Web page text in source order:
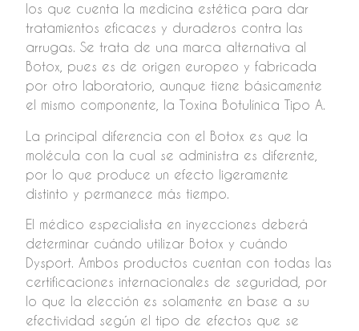
los que cuenta la medicina estética para dar
tratamientos eficaces y duraderos contra las
arrugas. Se trata de una marca alternativa al
Botox, pues es de origen europeo y fabricada
por otro laboratorio, aunque tiene básicamente
el mismo componente, la Toxina Botulínica Tipo A.
La principal diferencia con el Botox es que la
molécula con la cual se administra es diferente,
por lo que produce un efecto ligeramente
distinto y permanece más tiempo.
El médico especialista en inyecciones deberá
determinar cuándo utilizar Botox y cuándo
Dysport. Ambos productos cuentan con todas las
certificaciones internacionales de seguridad, por
lo que la elección es solamente en base a su
efectividad según el tipo de efectos que se